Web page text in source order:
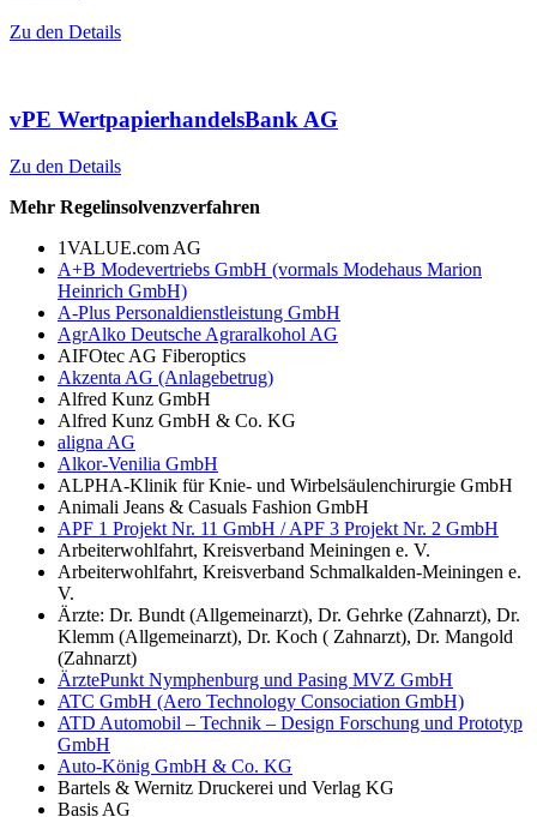
Zu den Details
vPE WertpapierhandelsBank AG
Zu den Details
Mehr Regelinsolvenzverfahren
1VALUE.com AG
A+B Modevertriebs GmbH (vormals Modehaus Marion
Heinrich GmbH)
A-Plus Personaldienstleistung GmbH
AgrAlko Deutsche Agraralkohol AG
AIFOtec AG Fiberoptics
Akzenta AG (Anlagebetrug)
Alfred Kunz GmbH
Alfred Kunz GmbH & Co. KG
aligna AG
Alkor-Venilia GmbH
ALPHA-Klinik für Knie- und Wirbelsäulenchirurgie GmbH
Animali Jeans & Casuals Fashion GmbH
APF 1 Projekt Nr. 11 GmbH / APF 3 Projekt Nr. 2 GmbH
Arbeiterwohlfahrt, Kreisverband Meiningen e. V.
Arbeiterwohlfahrt, Kreisverband Schmalkalden-Meiningen e.
V.
Ärzte: Dr. Bundt (Allgemeinarzt), Dr. Gehrke (Zahnarzt), Dr.
Klemm (Allgemeinarzt), Dr. Koch ( Zahnarzt), Dr. Mangold
(Zahnarzt)
ÄrztePunkt Nymphenburg und Pasing MVZ GmbH
ATC GmbH (Aero Technology Consociation GmbH)
ATD Automobil – Technik – Design Forschung und Prototyp
GmbH
Auto-König GmbH & Co. KG
Bartels & Wernitz Druckerei und Verlag KG
Basis AG